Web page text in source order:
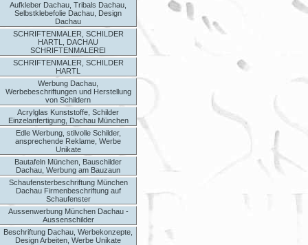
Aufkleber Dachau, Tribals Dachau,
Selbstklebefolie Dachau, Design
Dachau
SCHRIFTENMALER, SCHILDER
HARTL, DACHAU
SCHRIFTENMALEREI
SCHRIFTENMALER, SCHILDER
HARTL
Werbung Dachau,
Werbebeschriftungen und Herstellung
von Schildern
Acrylglas Kunststoffe, Schilder
Einzelanfertigung, Dachau München
Edle Werbung, stilvolle Schilder,
ansprechende Reklame, Werbe
Unikate
Bautafeln München, Bauschilder
Dachau, Werbung am Bauzaun
Schaufensterbeschriftung München
Dachau Firmenbeschriftung auf
Schaufenster
Aussenwerbung München Dachau -
Aussenschilder
Beschriftung Dachau, Werbekonzepte,
Design Arbeiten, Werbe Unikate